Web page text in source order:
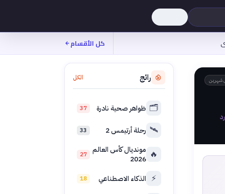
كل الأقسام
شهرين رائج الكل
🗂️ ظواهر صحية نادرة 37
🛰️ رحلة أرتيمس 2 33
🔥 مونديال كأس العالم
2026
27
⚡ الذكاء الاصطناعي 18